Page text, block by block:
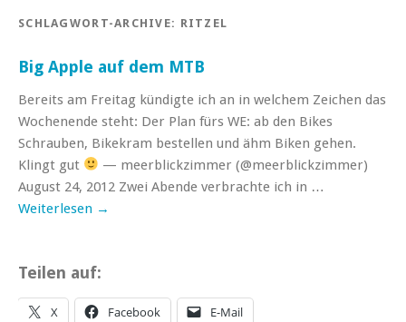
SCHLAGWORT-ARCHIVE: RITZEL
Big Apple auf dem MTB
Bereits am Freitag kündigte ich an in welchem Zeichen das
Wochenende steht: Der Plan fürs WE: ab den Bikes
Schrauben, Bikekram bestellen und ähm Biken gehen.
Klingt gut
— meerblickzimmer (@meerblickzimmer)
August 24, 2012 Zwei Abende verbrachte ich in …
Weiterlesen →
Teilen auf:
X Facebook E-Mail